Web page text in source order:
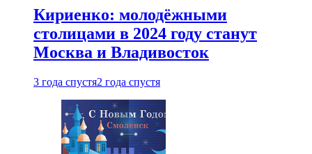
Кириенко: молодёжными
столицами в 2024 году станут
Москва и Владивосток
3 года спустя2 года спустя